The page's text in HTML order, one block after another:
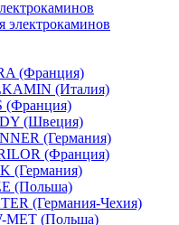
электрокаминов
(Франция)
(Италия)
(Франция)
(Швеция)
(Германия)
(Франция)
(Германия)
(Польша)
(Германия-Чехия)
MET (Польша)